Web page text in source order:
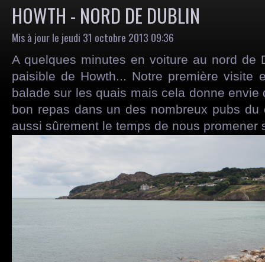
HOWTH - NORD DE DUBLIN
Mis à jour le jeudi 31 octobre 2013 09:36
A quelques minutes en voiture au nord de
paisible de Howth... Notre première visite
balade sur les quais mais cela donne
bon repas dans un des nombreux pubs du
aussi sûrement le temps de nous promener